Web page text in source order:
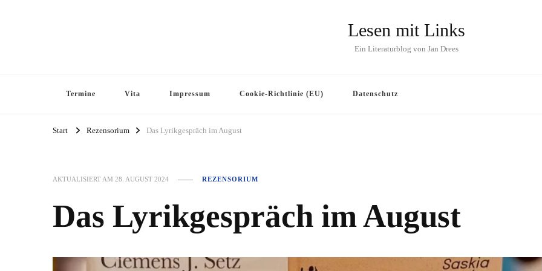
Lesen mit Links
Ein Literaturblog von Jan Drees
Termine Vita Impressum Cookie-Richtlinie (EU) Datenschutz
Start Rezensorium Das Lyrikgespräch im August
AKTUALISIERT AM 28. AUGUST 2024 REZENSORIUM
Das Lyrikgespräch im August